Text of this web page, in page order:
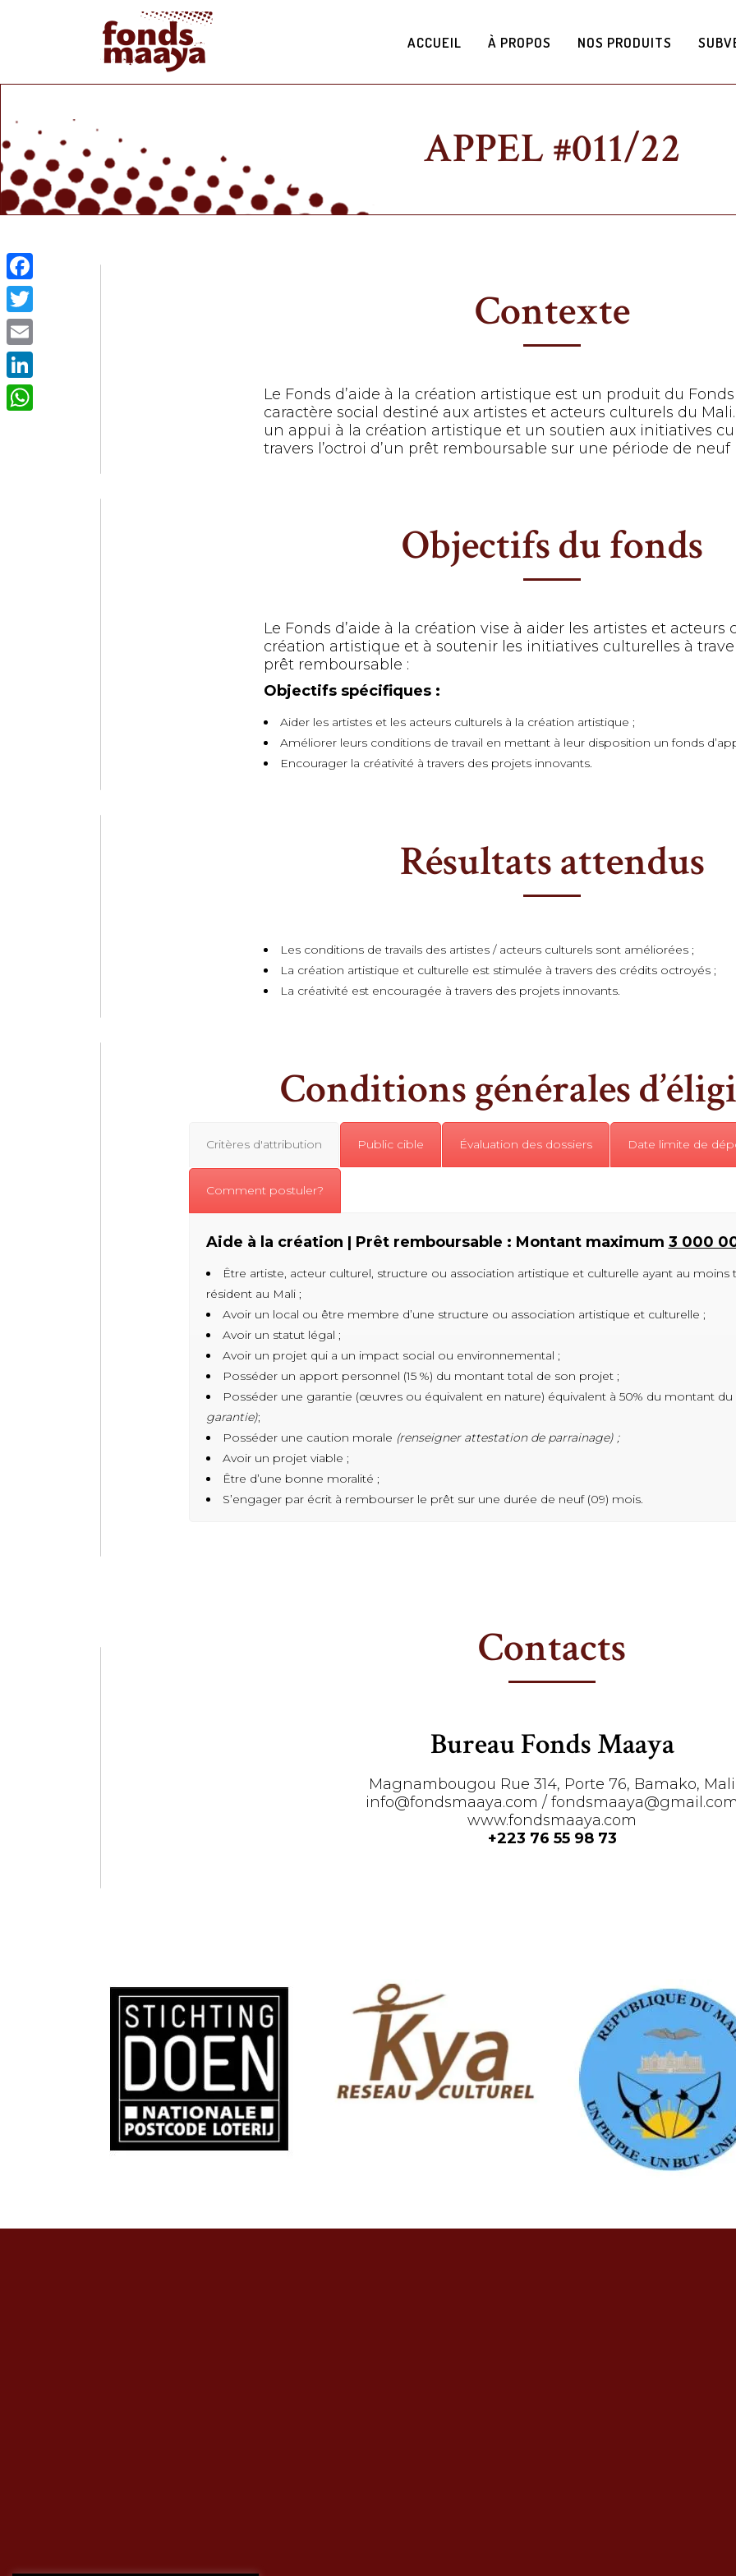
ACCUEIL À PROPOS NOS PRODUITS
APPEL #011/22
Contexte
Le Fonds d’aide à la création artistique est un produit du
caractère social destiné aux artistes et acteurs culturels du
un appui à la création artistique et un soutien aux initiatives
travers l’octroi d’un prêt remboursable sur une période de neuf
Objectifs du fonds
Le Fonds d’aide à la création vise à aider les artistes et acteurs
création artistique et à soutenir les initiatives culturelles à
prêt remboursable :
Objectifs spécifiques :
Aider les artistes et les acteurs culturels à la création artistique ;
Améliorer leurs conditions de travail en mettant à leur disposition un fonds
Encourager la créativité à travers des projets innovants.
Résultats attendus
Les conditions de travails des artistes / acteurs culturels sont améliorées ;
La création artistique et culturelle est stimulée à travers des crédits octroyés ;
La créativité est encouragée à travers des projets innovants.
Conditions générales
Critères d'attribution Public cible Évaluation des dossiers Date limite de
Comment postuler?
Aide à la création | Prêt remboursable : Montant maximum 3 000
Être artiste, acteur culturel, structure ou association artistique et culturelle ayant au moins
résident au Mali ;
Avoir un local ou être membre d’une structure ou association artistique et culturelle ;
Avoir un statut légal ;
Avoir un projet qui a un impact social ou environnemental ;
Posséder un apport personnel (15 %) du montant total de son projet ;
Posséder une garantie (œuvres ou équivalent en nature) équivalent à 50% du montant
garantie);
Posséder une caution morale (renseigner attestation de parrainage) ;
Avoir un projet viable ;
Être d’une bonne moralité ;
S’engager par écrit à rembourser le prêt sur une durée de neuf (09) mois.
Contacts
Bureau Fonds Maaya
Magnambougou Rue 314, Porte 76, Bamako, Mali
info@fondsmaaya.com /
www.fondsmaaya.com
+223 76 55 98 73
Facebook
Twitter
Email
LinkedIn